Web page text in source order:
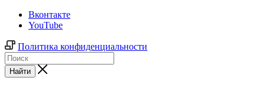
Вконтакте
YouTube
Политика конфиденциальности
Найти